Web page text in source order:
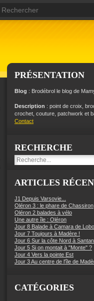
PRÉSENTATION
Blog : Brodébrol le blog de
Description : point de croix,
crochet, couture, patchwork et
Contact
RECHERCHE
ARTICLES
J1 Depuis Varsovie...
Oléron 3 : le phare de Chassiron
Oléron 2 balades à vélo
Une autre île : Oléron
Jour 8 Balade à Camara de
Jour 7 Toujours à Madère !
Jour 6 Sur la côte Nord à
Jour 5 Si on montait à "Monte" ?
Jour 4 Vers la pointe Est
Jour 3 Au centre de l'île de
CATÉGORIES